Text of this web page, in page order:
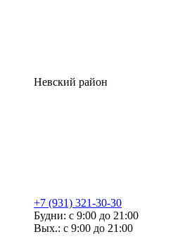
Невский район
+7 (931) 321-30-30
Будни: с 9:00 до 21:00
Вых.: с 9:00 до 21:00